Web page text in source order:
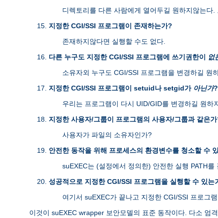
디렉토리를 다른 사람에게 열어두길 원하지않는
지정한 CGI/SSI 프로그램이 존재하는가?
존재하지않다면 실행할 수도 없다.
다른 누구도 지정한 CGI/SSI 프로그램에 쓰기권한이
없
소유자외 누구도 CGI/SSI 프로그램을 변경하길 원
지정한 CGI/SSI 프로그램이 setuid나 setgid가 아닌가?
우리는 프로그램이 다시 UID/GID를 변경하길 원하
지정한 사용자/그룹이 프로그램의 사용자/그룹과 같은
사용자가 파일의 소유자인가?
안전한 동작을 위해 프로세스의 환경변수를 청소할 수
suEXEC는 (설정에서 정의한) 안전한 실행 PATH
성공적으로 지정한 CGI/SSI 프로그램을 실행할 수 있는
여기서 suEXEC가 끝나고 지정한 CGI/SSI 프로그
이것이 suEXEC wrapper 보안모델의 표준 동작이다. 다소 엄